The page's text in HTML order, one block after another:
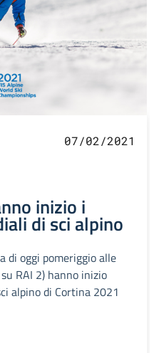
07/02/2021
inizio i
di sci alpino
di oggi pomeriggio alle
RAI 2) hanno inizio
alpino di Cortina 2021